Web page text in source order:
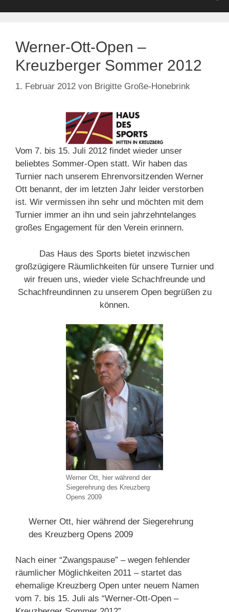
Werner-Ott-Open –
Kreuzberger Sommer 2012
1. Februar 2012 von Brigitte Große-Honebrink
Vom 7. bis 15. Juli 2012 findet wieder unser
beliebtes Sommer-Open statt. Wir haben das
Turnier nach unserem Ehrenvorsitzenden Werner
Ott benannt, der im letzten Jahr leider verstorben
ist. Wir vermissen ihn sehr und möchten mit dem
Turnier immer an ihn und sein jahrzehntelanges
großes Engagement für den Verein erinnern.
Das Haus des Sports bietet inzwischen
großzügigere Räumlichkeiten für unsere Turnier und
wir freuen uns, wieder viele Schachfreunde und
Schachfreundinnen zu unserem Open begrüßen zu
können.
Werner Ott, hier während der
Siegerehrung des Kreuzberg
Opens 2009
Werner Ott, hier während der Siegerehrung
des Kreuzberg Opens 2009
Nach einer “Zwangspause” – wegen fehlender
räumlicher Möglichkeiten 2011 – startet das
ehemalige Kreuzberg Open unter neuem Namen
vom 7. bis 15. Juli als “Werner-Ott-Open –